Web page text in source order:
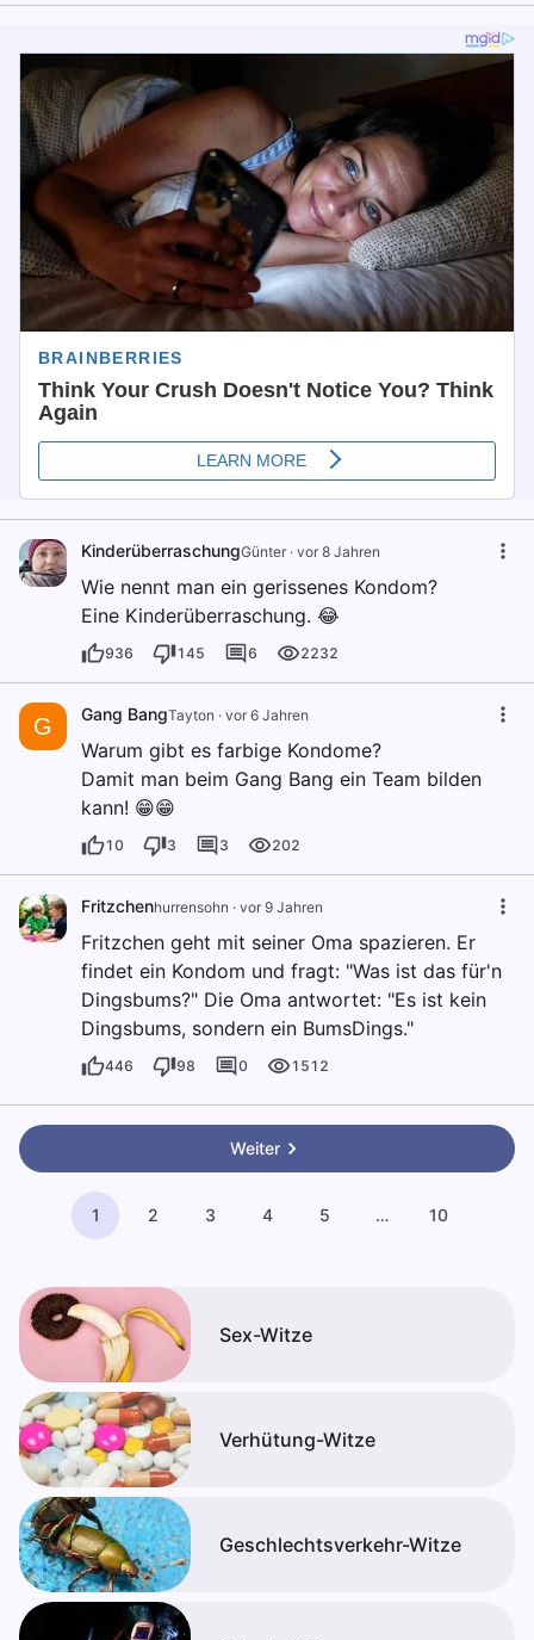
KinderüberraschungGünter · vor 8 Jahren
Wie nennt man ein gerissenes Kondom?
Eine Kinderüberraschung. 😂
936 145 6 2232
G Gang BangTayton · vor 6 Jahren
Warum gibt es farbige Kondome?
Damit man beim Gang Bang ein Team bilden
kann! 😁😁
10 3 3 202
Fritzchenhurrensohn · vor 9 Jahren
Fritzchen geht mit seiner Oma spazieren. Er
findet ein Kondom und fragt: "Was ist das für'n
Dingsbums?" Die Oma antwortet: "Es ist kein
Dingsbums, sondern ein BumsDings."
446 98 0 1512
Weiter
1 2 3 4 5 … 10
Sex-Witze
Verhütung-Witze
Geschlechtsverkehr-Witze